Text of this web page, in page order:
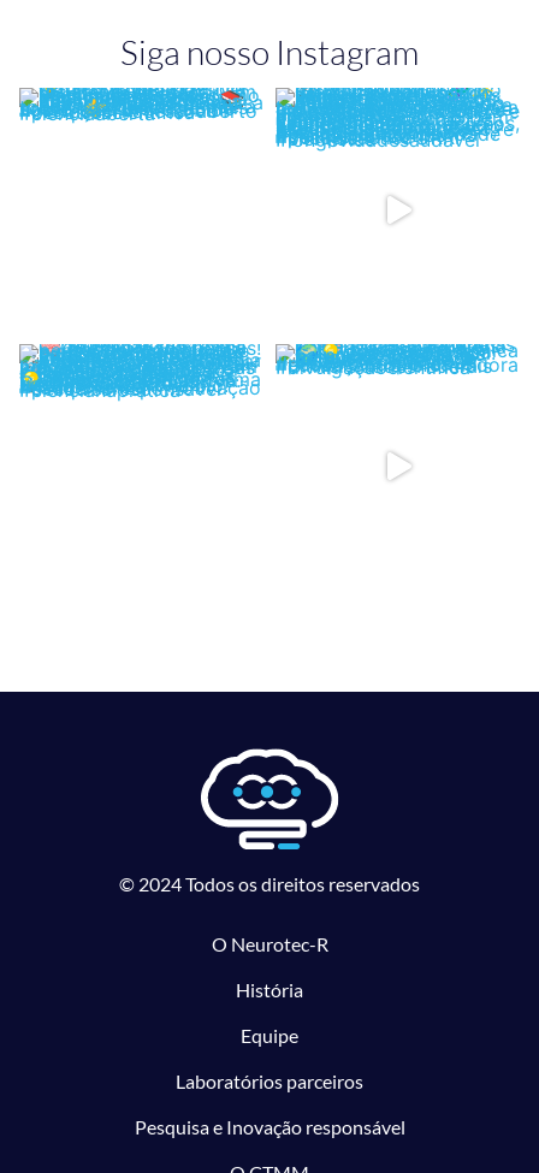
Siga nosso Instagram
© 2024 Todos os direitos reservados
O Neurotec-R
História
Equipe
Laboratórios parceiros
Pesquisa e Inovação responsável